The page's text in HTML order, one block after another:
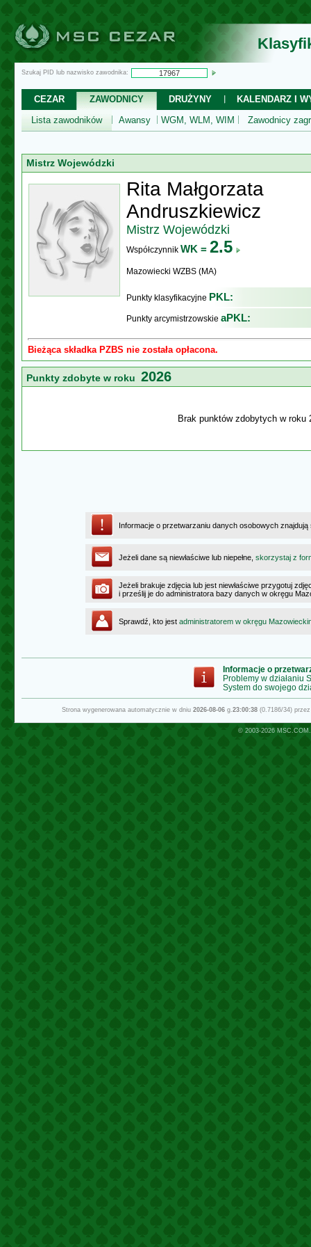
Szukaj PID lub nazwisko zawodnika:
CEZAR ZAWODNICY DRUŻYNY
KALENDARZ I
Lista zawodników
Awansy WGM, WLM, WIM Zawodnicy
Mistrz Wojewódzki
Rita Małgorzata
Andruszkiewicz
Mistrz Wojewódzki
Współczynnik WK = 2.5
Mazowiecki WZBS (MA)
Punkty klasyfikacyjne PKL:
Punkty arcymistrzowskie aPKL:
Bieżąca składka PZBS nie została opłacona.
Punkty zdobyte w roku 2026
Brak punktów zdobytych w roku
Informacje o przetwarzaniu danych osobowych
Jeżeli dane są niewłaściwe lub niepełne, skorzystaj z
Jeżeli brakuje zdjęcia lub jest niewłaściwe przygotuj
i prześlij je do administratora bazy danych w okręgu
Sprawdź, kto jest administratorem w okręgu
Informacje o
Problemy w działaniu
System do swojego
Strona wygenerowana automatycznie w dniu 2026-08-06g.23:00:38(0.7186/34)
© 2003-2026